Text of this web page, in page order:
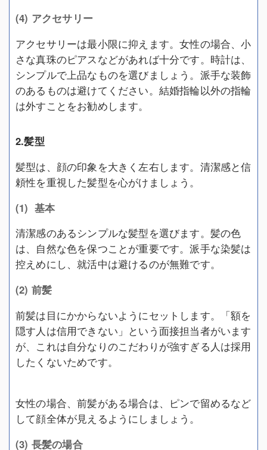
(4) アクセサリー
アクセサリーは最小限に抑えます。女性の場合、小
さな真珠のピアスなどがあれば十分です。時計は、
シンプルで上品なものを選びましょう。派手な装飾
のあるものは避けてください。結婚指輪以外の指輪
は外すことをお勧めします。
2.髪型
髪型は、顔の印象を大きく左右します。清潔感と信
頼性を重視した髪型を心がけましょう。
(1) 基本
清潔感のあるシンプルな髪型を選びます。髪の色
は、自然な色を保つことが重要です。派手な染髪は
控えめにし、就活中は避けるのが無難です。
(2) 前髪
前髪は目にかからないようにセットします。「額を
隠す人は信用できない」という面接担当者がいます
が、これは自分なりのこだわりが強すぎる人は採用
したくないためです。
女性の場合、前髪がある場合は、ピンで留めるなど
して顔全体が見えるようにしましょう。
(3) 長髪の場合